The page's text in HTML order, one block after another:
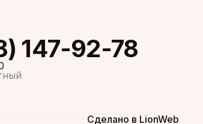
147-92-78
Сделано в LionWeb